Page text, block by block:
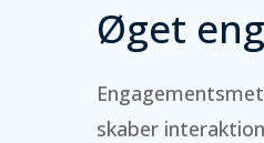
Øget
skaber